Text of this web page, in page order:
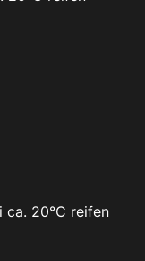
ca. 20°C reifen